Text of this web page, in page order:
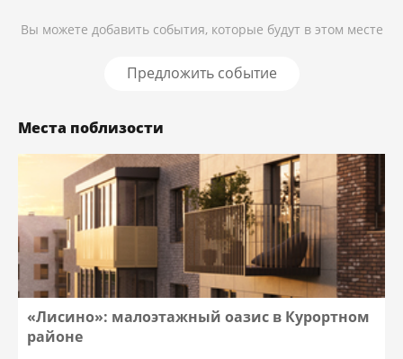
Вы можете добавить события, которые будут в этом месте
Предложить событие
Места поблизости
«Лисино»: малоэтажный оазис в Курортном
районе